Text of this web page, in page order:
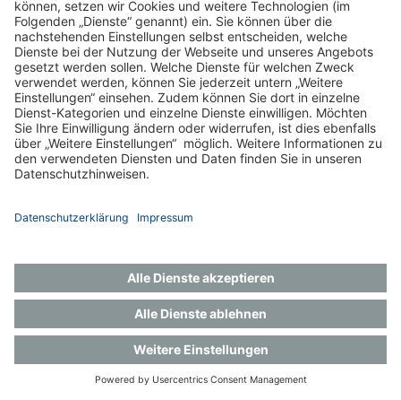
Impressum
Datenschutz
Gender-Hinweis
Aktuelles